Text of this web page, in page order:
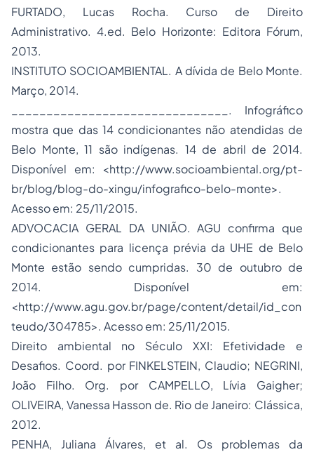
FURTADO, Lucas Rocha. Curso de Direito
Administrativo. 4.ed. Belo Horizonte: Editora Fórum,
2013.
INSTITUTO SOCIOAMBIENTAL. A dívida de Belo Monte.
Março, 2014.
_______________________________. Infográfico
mostra que das 14 condicionantes não atendidas de
Belo Monte, 11 são indígenas. 14 de abril de 2014.
Disponível em: <http://www.socioambiental.org/pt-
br/blog/blog-do-xingu/infografico-belo-monte>.
Acesso em: 25/11/2015.
ADVOCACIA GERAL DA UNIÃO. AGU confirma que
condicionantes para licença prévia da UHE de Belo
Monte estão sendo cumpridas. 30 de outubro de
2014. Disponível em:
<http://www.agu.gov.br/page/content/detail/id_con
teudo/304785>. Acesso em: 25/11/2015.
Direito ambiental no Século XXI: Efetividade e
Desafios. Coord. por FINKELSTEIN, Claudio; NEGRINI,
João Filho. Org. por CAMPELLO, Lívia Gaigher;
OLIVEIRA, Vanessa Hasson de. Rio de Janeiro: Clássica,
2012.
PENHA, Juliana Álvares, et al. Os problemas da